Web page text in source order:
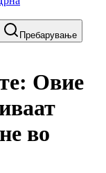
Пребарување
Овие
во